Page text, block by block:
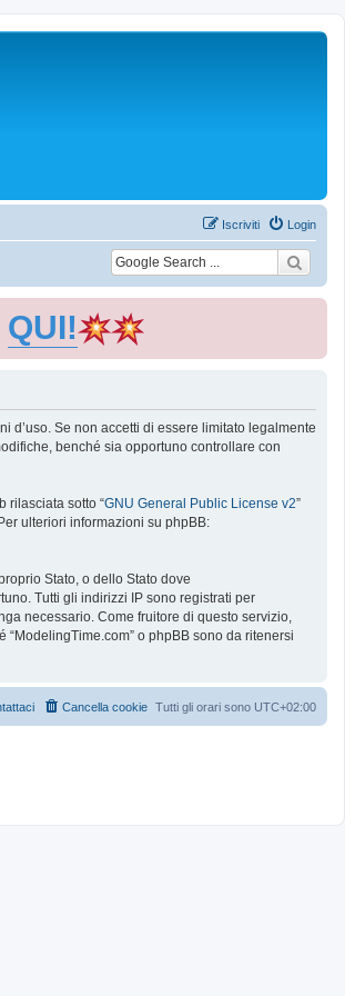
Login
Iscriviti
QUI!
d’uso. Se non accetti di essere limitato legalmente
benché sia opportuno controllare con
rilasciata sotto “GNU General Public License v2”
ulteriori informazioni su phpBB:
Stato, o dello Stato dove
Tutti gli indirizzi IP sono registrati per
necessario. Come fruitore di questo servizio,
o phpBB sono da ritenersi
Tutti gli orari sono UTC+02:00
Cancella cookie